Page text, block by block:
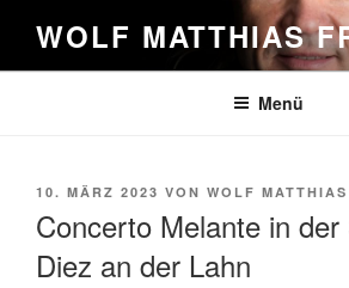
Inhalt
springen
WOLF MATTHIAS
Menü
VERÖFFENTLICHT
10. MÄRZ 2023 VON WOLF
Concerto Melante in
Diez an der Lahn